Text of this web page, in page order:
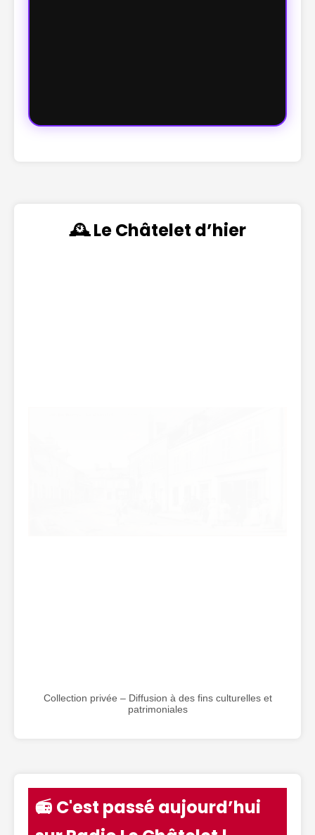
🕰️ Le Châtelet d’hier
Collection privée – Diffusion à des fins culturelles et
patrimoniales
📻 C'est passé aujourd’hui